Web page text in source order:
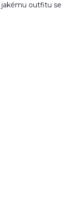
jakému outfitu se